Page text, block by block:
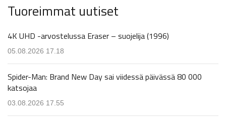
Tuoreimmat uutiset
4K UHD -arvostelussa Eraser – suojelija (1996)
05.08.2026 17.18
Spider-Man: Brand New Day sai viidessä päivässä 80 000
katsojaa
03.08.2026 17.55